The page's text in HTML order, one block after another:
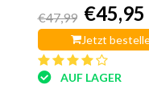
schlicht, 58 cm
€47,99 €45,95
Jetzt
AUF LAGER